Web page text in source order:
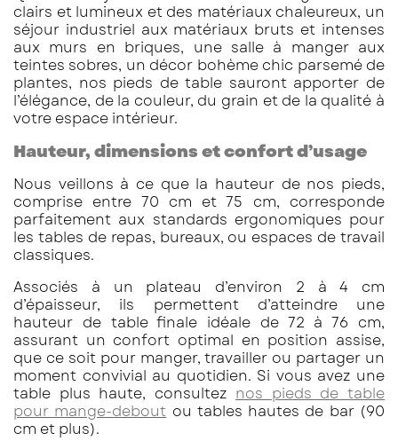
clairs et lumineux et des matériaux chaleureux, un
séjour industriel aux matériaux bruts et intenses
aux murs en briques, une salle à manger aux
teintes sobres, un décor bohème chic parsemé de
plantes, nos pieds de table sauront apporter de
l’élégance, de la couleur, du grain et de la qualité à
votre espace intérieur.
Hauteur, dimensions et confort d’usage
Nous veillons à ce que la hauteur de nos pieds,
comprise entre 70 cm et 75 cm, corresponde
parfaitement aux standards ergonomiques pour
les tables de repas, bureaux, ou espaces de travail
classiques.
Associés à un plateau d’environ 2 à 4 cm
d’épaisseur, ils permettent d’atteindre une
hauteur de table finale idéale de 72 à 76 cm,
assurant un confort optimal en position assise,
que ce soit pour manger, travailler ou partager un
moment convivial au quotidien. Si vous avez une
table plus haute, consultez nos pieds de table
pour mange-debout ou tables hautes de bar (90
cm et plus).